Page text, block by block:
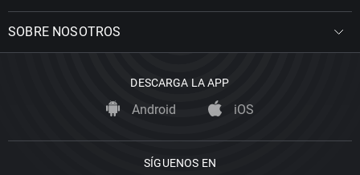
SOBRE NOSOTROS
DESCARGA LA APP
Android iOS
SÍGUENOS EN